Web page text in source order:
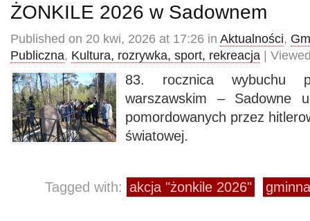
ŻONKILE 2026 w Sadownem
Published on 20 kwi, 2026 at 17:26 in Aktualności,
Publiczna, Kultura, rozrywka, sport, rekreacja |
83. rocznica wybuchu
warszawskim – Sadowne
pomordowanych przez
światowej.
Tagged with: akcja "żonkile 2026"